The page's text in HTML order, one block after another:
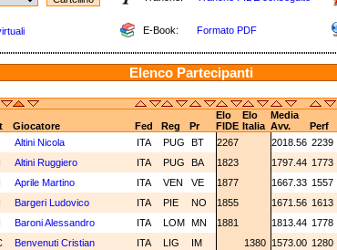
E-Book: Formato PDF
Elenco Partecipanti
Elo Elo Media
Giocatore Fed Reg Pr FIDE Italia Avv. Perf
Altini Nicola ITA PUG BT 2267 2018.56 2239
Altini Ruggiero ITA PUG BA 1823 1797.44 1773
Aprile Martino ITA VEN VE 1877 1667.33 1557
Bargeri Ludovico ITA PIE NO 1855 1671.56 1613
Baroni Alessandro ITA LOM MN 1881 1813.44 1778
Benvenuti Cristian ITA LIG IM 1380 1573.00 1280